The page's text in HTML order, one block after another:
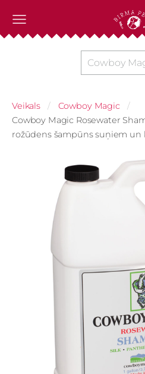
Cowboy
Veikals
Cowboy Magic
Cowboy Magic Rosewater
rožūdens šampūns suņiem un